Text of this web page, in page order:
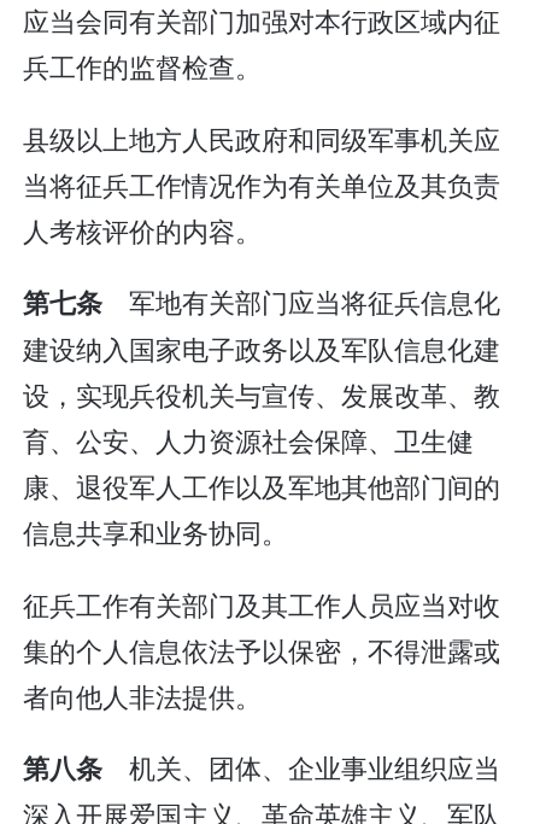
应当会同有关部门加强对本行政区域内征
兵工作的监督检查。
县级以上地方人民政府和同级军事机关应
当将征兵工作情况作为有关单位及其负责
人考核评价的内容。
第七条 军地有关部门应当将征兵信息化
建设纳入国家电子政务以及军队信息化建
设，实现兵役机关与宣传、发展改革、教
育、公安、人力资源社会保障、卫生健
康、退役军人工作以及军地其他部门间的
信息共享和业务协同。
征兵工作有关部门及其工作人员应当对收
集的个人信息依法予以保密，不得泄露或
者向他人非法提供。
第八条 机关、团体、企业事业组织应当
深入开展爱国主义、革命英雄主义、军队